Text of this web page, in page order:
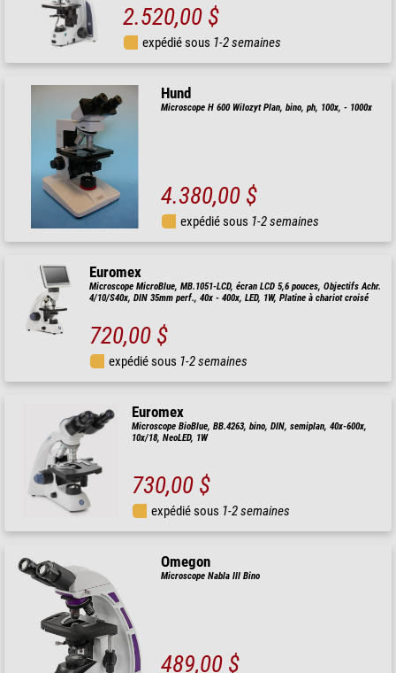
2.520,00 $
expédié sous 1-2 semaines
Hund
Microscope H 600 Wilozyt Plan, bino, ph, 100x, - 1000x
4.380,00 $
expédié sous 1-2 semaines
Euromex
Microscope MicroBlue, MB.1051-LCD, écran LCD 5,6 pouces, Objectifs Achr.
4/10/S40x, DIN 35mm perf., 40x - 400x, LED, 1W, Platine à chariot croisé
720,00 $
expédié sous 1-2 semaines
Euromex
Microscope BioBlue, BB.4263, bino, DIN, semiplan, 40x-600x,
10x/18, NeoLED, 1W
730,00 $
expédié sous 1-2 semaines
Omegon
Microscope Nabla III Bino
489,00 $